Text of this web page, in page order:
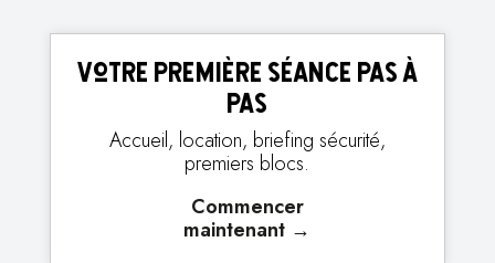
Votre première séance pas à
pas
Accueil, location, briefing sécurité,
premiers blocs.
Commencer
maintenant →